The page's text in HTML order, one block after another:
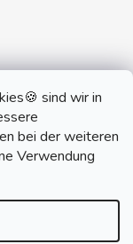
sind wir in
bei der weiteren
Verwendung